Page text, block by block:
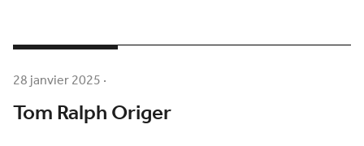
28 janvier 2025·
Tom Ralph Origer